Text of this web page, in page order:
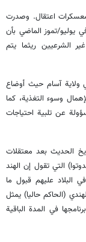
اعتقال. وصدرت
يوليو/تموز الماضي بأن
الشرعيين ريثما يتم
ولاية آسام حيث أوضاع
وسوء التغذية، كما
عن تلبية احتياجات
الحديث بعد معتقلات
التي تقول إن الهند
عليهم قبول ما
(الحاكم حاليا) يمثل
في المدة الباقية